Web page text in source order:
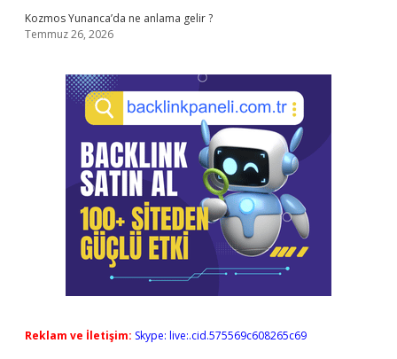
Kozmos Yunanca’da ne anlama gelir ?
Temmuz 26, 2026
Reklam ve İletişim: Skype: live:.cid.575569c608265c69